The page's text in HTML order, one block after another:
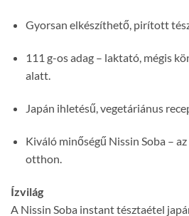
Gyorsan elkészíthető, pirított
111 g-os adag – laktató, mégis
alatt.
Japán ihletésű, vegetáriánus
Kiváló minőségű Nissin Soba –
otthon.
Ízvilág
A Nissin Soba instant tésztaétel